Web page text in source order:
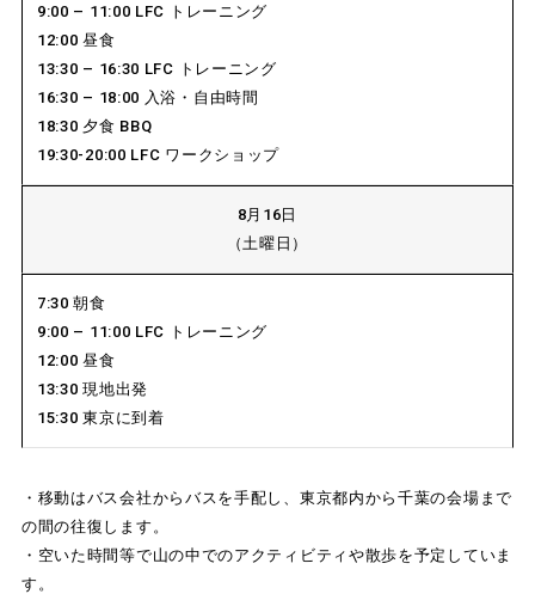
9:00 – 11:00 LFC トレーニング
12:00 昼食
13:30 – 16:30 LFC トレーニング
16:30 – 18:00 入浴・自由時間
18:30 夕食 BBQ
19:30-20:00 LFC ワークショップ
8月16日
（土曜日）
7:30 朝食
9:00 – 11:00 LFC トレーニング
12:00 昼食
13:30 現地出発
15:30 東京に到着
・移動はバス会社からバスを手配し、東京都内から千葉の会場まで
の間の往復します。
・空いた時間等で山の中でのアクティビティや散歩を予定していま
す。